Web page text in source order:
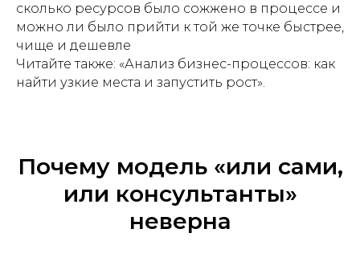
сколько ресурсов было сожжено в процессе и
можно ли было прийти к той же точке быстрее,
чище и дешевле
Читайте также: «Анализ бизнес-процессов: как
найти узкие места и запустить рост».
Почему модель «или сами,
или консультанты»
неверна